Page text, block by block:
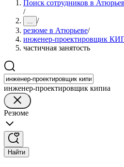
Поиск сотрудников в
/
... /
резюме в Атюрьеве/
инженер-проектировщик
частичная занятость
инженер-проектировщик кипиа
Резюме
Найти